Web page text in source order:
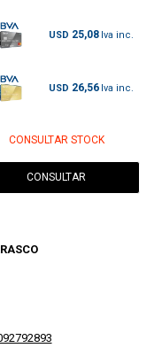
USD 25,08
USD 26,56
CONSULTAR STOCK
CONSULTAR